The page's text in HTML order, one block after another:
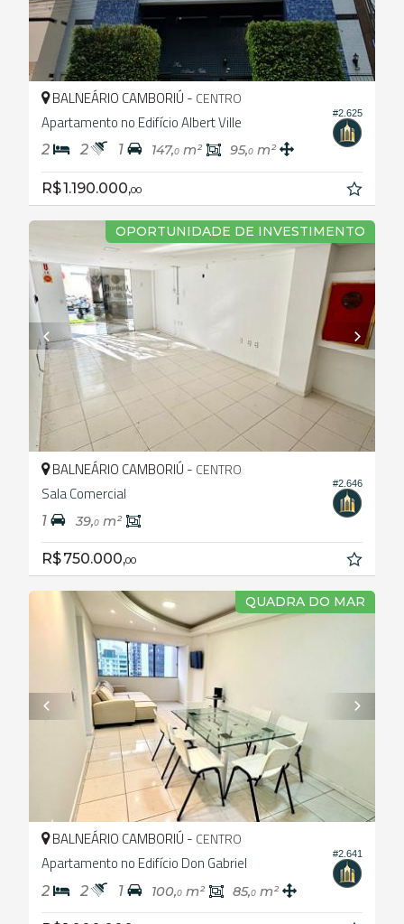
#2.625
BALNEÁRIO CAMBORIÚ - CENTRO
Apartamento no Edifício Albert Ville
2 2 1 147,0 m² 95,0 m²
R$ 1.190.000,00
OPORTUNIDADE DE INVESTIMENTO
#2.646
BALNEÁRIO CAMBORIÚ - CENTRO
Sala Comercial
1 39,0m²
R$ 750.000,00
QUADRA DO MAR
#2.641
BALNEÁRIO CAMBORIÚ - CENTRO
Apartamento no Edifício Don Gabriel
2 2 1 100,0 m² 85,0 m²